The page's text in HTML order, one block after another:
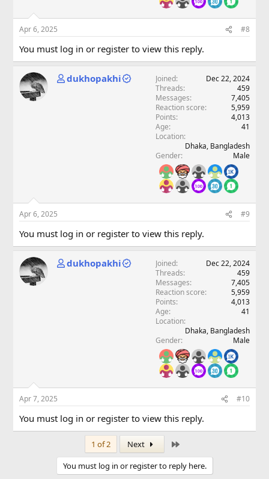
Apr 6, 2025 #8
You must log in or register to view this reply.
dukhopakhi Joined
Dec 22, 2024
Threads
459
Messages
7,405
Reaction score
5,959
Points
4,013
Age
41
Location
Dhaka, Bangladesh
Gender
Male
Apr 6, 2025 #9
You must log in or register to view this reply.
dukhopakhi Joined
Dec 22, 2024
Threads
459
Messages
7,405
Reaction score
5,959
Points
4,013
Age
41
Location
Dhaka, Bangladesh
Gender
Male
Apr 7, 2025 #10
You must log in or register to view this reply.
1 of 2 Next
You must log in or register to reply here.